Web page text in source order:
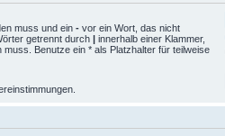
muss und ein - vor ein Wort, das nicht
getrennt durch | innerhalb einer Klammer,
Benutze ein * als Platzhalter für teilweise